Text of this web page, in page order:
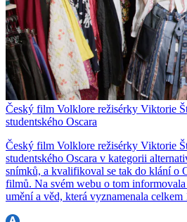
Český film Volklore režisérky Viktorie
studentského Oscara
Český film Volklore režisérky Viktorie
studentského Oscara v kategorii
snímků, a kvalifikoval se tak do klání o
filmů. Na svém webu o tom
umění a věd, která vyznamenala